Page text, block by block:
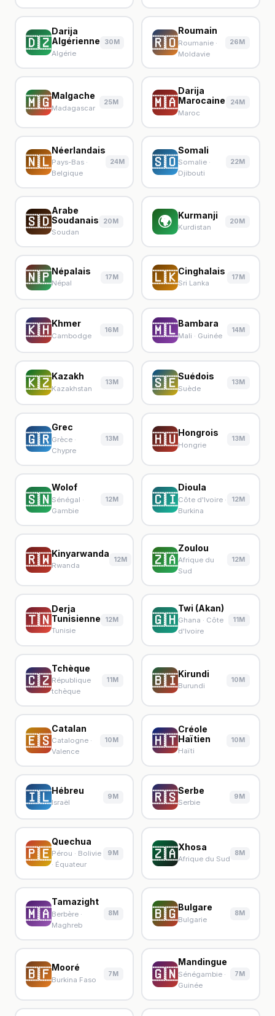
🇩🇿
Darija
Algérienne
Algérie
30M 🇷🇴
Roumain
Roumanie ·
Moldavie
26M
🇲🇬Malgache
Madagascar
25M 🇲🇦
Darija
Marocaine
Maroc
24M
🇳🇱
Néerlandais
Pays-Bas ·
Belgique
24M 🇸🇴
Somali
Somalie ·
Djibouti
22M
🇸🇩
Arabe
Soudanais
Soudan
20M 🌍 Kurmanji
Kurdistan
20M
🇳🇵Népalais
Népal
17M 🇱🇰Cinghalais
Sri Lanka
17M
🇰🇭Khmer
Cambodge
16M 🇲🇱Bambara
Mali · Guinée
14M
🇰🇿Kazakh
Kazakhstan
13M 🇸🇪Suédois
Suède
13M
🇬🇷
Grec
Grèce ·
Chypre
13M 🇭🇺Hongrois
Hongrie
13M
🇸🇳
Wolof
Sénégal ·
Gambie
12M 🇨🇮
Dioula
Côte d'Ivoire ·
Burkina
12M
🇷🇼Kinyarwanda
Rwanda
12M 🇿🇦
Zoulou
Afrique du
Sud
12M
🇹🇳
Derja
Tunisienne
Tunisie
12M 🇬🇭
Twi (Akan)
Ghana · Côte
d'Ivoire
11M
🇨🇿
Tchèque
République
tchèque
11M 🇧🇮Kirundi
Burundi
10M
🇪🇸
Catalan
Catalogne ·
Valence
10M 🇭🇹
Créole
Haïtien
Haïti
10M
🇮🇱Hébreu
Israël
9M 🇷🇸Serbe
Serbie
9M
🇵🇪
Quechua
Pérou · Bolivie
· Équateur
9M 🇿🇦Xhosa
Afrique du Sud
8M
🇲🇦
Tamazight
Berbère ·
Maghreb
8M 🇧🇬Bulgare
Bulgarie
8M
🇧🇫Mooré
Burkina Faso
7M 🇬🇳
Mandingue
Sénégambie ·
Guinée
7M